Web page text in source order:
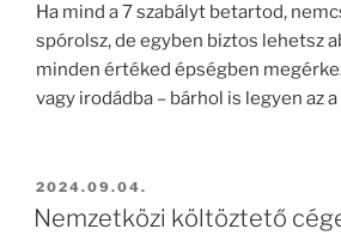
Ha mind a 7 szabályt betartod,
spórolsz, de egyben biztos lehetsz
minden értéked épségben
vagy irodádba – bárhol is legyen az
BEKÜLDVE:
2024.09.04.
Nemzetközi költöztető